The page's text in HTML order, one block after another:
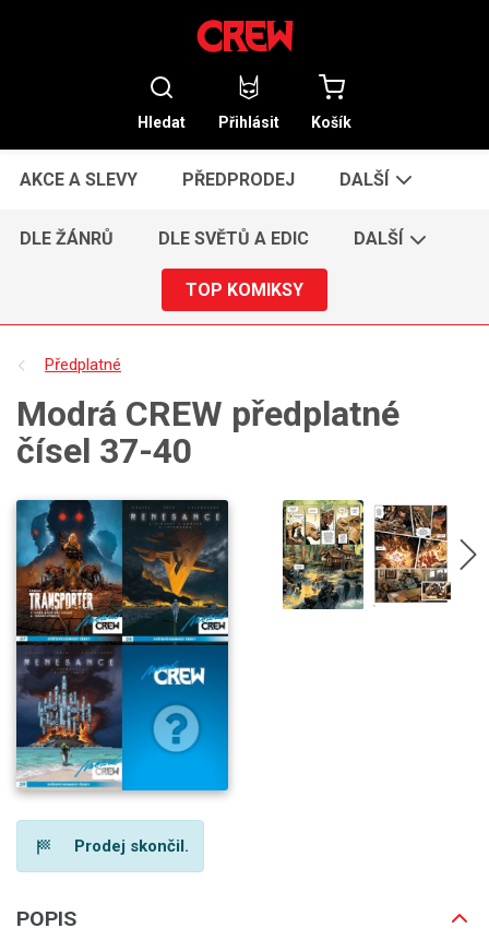
Hledat Přihlásit Košík
AKCE A SLEVY PŘEDPRODEJ DALŠÍ
DLE ŽÁNRŮ DLE SVĚTŮ A EDIC DALŠÍ
TOP KOMIKSY
Předplatné
Modrá CREW předplatné
čísel 37-40
Prodej skončil.
POPIS